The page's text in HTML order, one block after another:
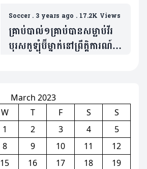
Soccer. 3 years ago . 17.2K Views
គ្រាប់បាល់១គ្រាប់បានសម្លាប់វីរ
បុរសកូឡុំប៊ីម្នាក់នៅព្រឹតិ្តការណ៍
March 2023
W T F S
S
1
2 3 4
5
8 9 10 11
12
15 16 17 18
19